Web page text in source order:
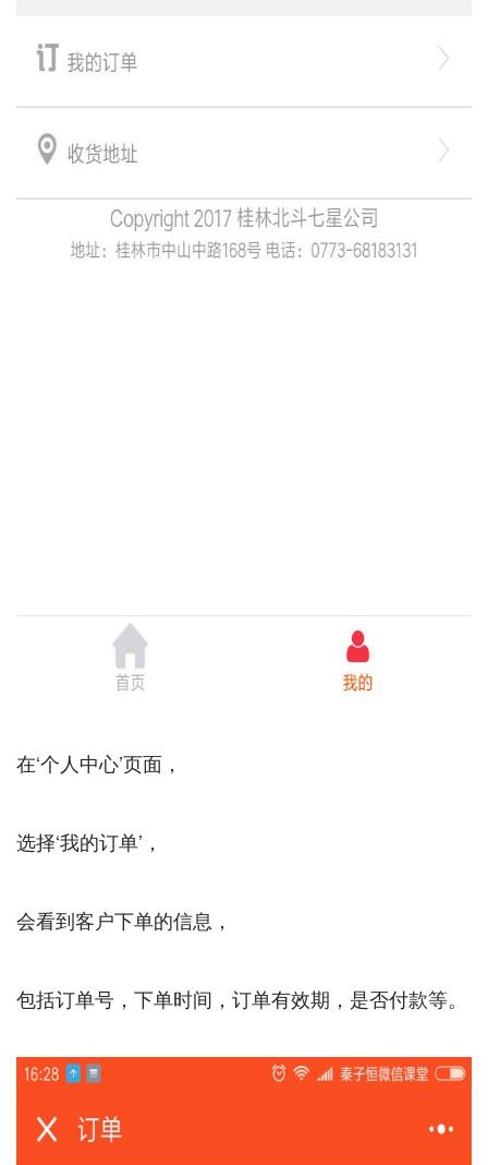
在‘个人中心’页面，
选择‘我的订单’，
会看到客户下单的信息，
包括订单号，下单时间，订单有效期，是否付款等。